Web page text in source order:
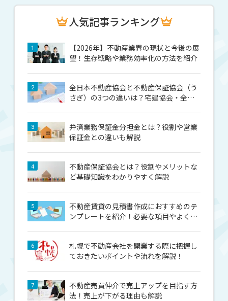
人気記事ランキング
1
【2026年】不動産業界の現状と今後の展
望！生存戦略や業務効率化の方法を紹介
2
全日本不動産協会と不動産保証協会（う
さぎ）の3つの違いは？宅建協会・全宅
3
弁済業務保証金分担金とは？役割や営業
保証金との違いも解説
4
不動産保証協会とは？役割やメリットな
ど基礎知識をわかりやすく解説
5
不動産賃貸の見積書作成におすすめのテ
ンプレートを紹介！必要な項目やよくあ
6
札幌で不動産会社を開業する際に把握し
ておきたいポイントや流れを解説！
7
不動産売買仲介で売上アップを目指す方
法！売上が下がる理由も解説